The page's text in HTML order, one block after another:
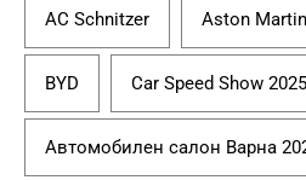
AC Schnitzer Aston
BYD Car Speed Show 2025
Автомобилен салон Варна